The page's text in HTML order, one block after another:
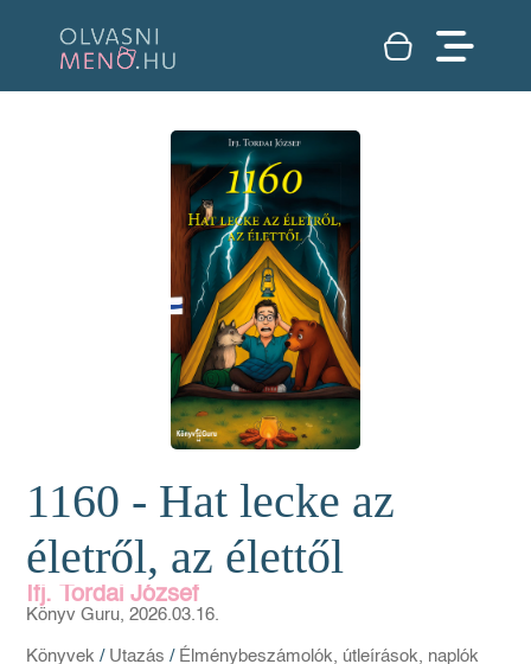
1160 - Hat lecke az
életről, az élettől
Ifj. Tordai József
Könyv Guru, 2026.03.16.
Könyvek / Utazás / Élménybeszámolók, útleírások, naplók